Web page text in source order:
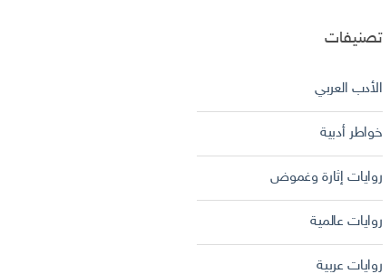
تصنيفات
الأدب العربي
خواطر أدبية
روايات إثارة وغموض
روايات عالمية
روايات عربية